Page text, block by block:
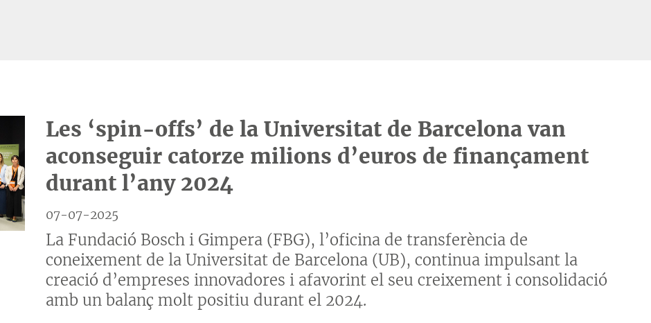
Les ‘spin-offs’ de la Universitat de Barcelona van
aconseguir catorze milions d’euros de finançament
durant l’any 2024
07-07-2025
La Fundació Bosch i Gimpera (FBG), l’oficina de transferència de
coneixement de la Universitat de Barcelona (UB), continua impulsant la
creació d’empreses innovadores i afavorint el seu creixement i consolidació
amb un balanç molt positiu durant el 2024.